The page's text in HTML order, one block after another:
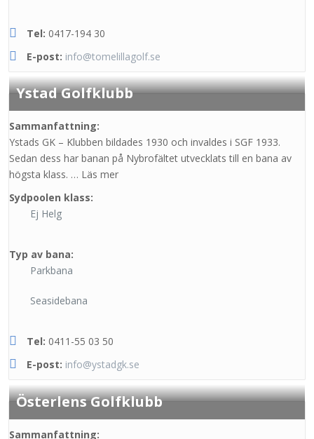
Tel: 0417-194 30
E-post: info@tomelillagolf.se
Ystad Golfklubb
Sammanfattning:
Ystads GK – Klubben bildades 1930 och invaldes i SGF 1933.
Sedan dess har banan på Nybrofältet utvecklats till en bana av
högsta klass. … Läs mer
Sydpoolen klass:
Ej Helg
Typ av bana:
Parkbana
Seasidebana
Tel: 0411-55 03 50
E-post: info@ystadgk.se
Österlens Golfklubb
Sammanfattning: